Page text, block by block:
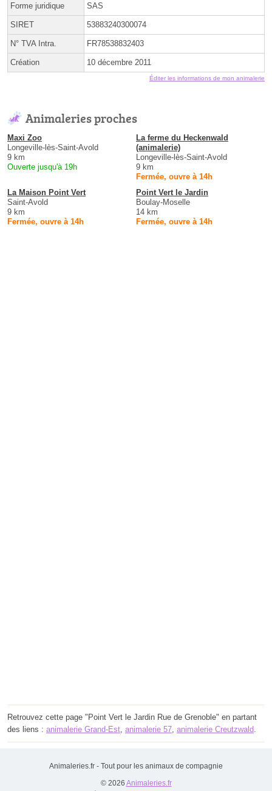
Forme juridique SAS
SIRET 53883240300074
N° TVA Intra. FR78538832403
Création 10 décembre 2011
Éditer les informations de mon animalerie
Animaleries proches
Maxi Zoo
Longeville-lès-Saint-Avold
9 km
Ouverte jusqu'à 19h
La ferme du Heckenwald
(animalerie)
Longeville-lès-Saint-Avold
9 km
Fermée, ouvre à 14h
La Maison Point Vert
Saint-Avold
9 km
Fermée, ouvre à 14h
Point Vert le Jardin
Boulay-Moselle
14 km
Fermée, ouvre à 14h
Retrouvez cette page "Point Vert le Jardin Rue de Grenoble" en partant
des liens : animalerie Grand-Est animalerie 57 animalerie Creutzwald
Animaleries.fr - Tout pour les animaux de compagnie
© 2026 Animaleries.fr